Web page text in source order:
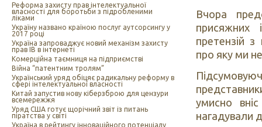
Реформа захисту прав інтелектуальної
власності для боротьби з підробленими
ліками
Україну названо країною послуг аутсорсингу у
2017 році
Україна запроваджує новий механізм захисту
прав ІВ в інтернеті
Комерційна таємниця на підприємстві
Війна “патентним тролям”
Український уряд обіцяє радикальну реформу в
сфері інтелектуальної власності
Китай запустив нову кіберзброю для цензури
всемережжя
Уряд США готує щорічний звіт із питань
піратства у світі
Україна в рейтингу інноваційного потенціалу
Вчора
присяжних
претензій з
про яку ми
умисно
нагадували